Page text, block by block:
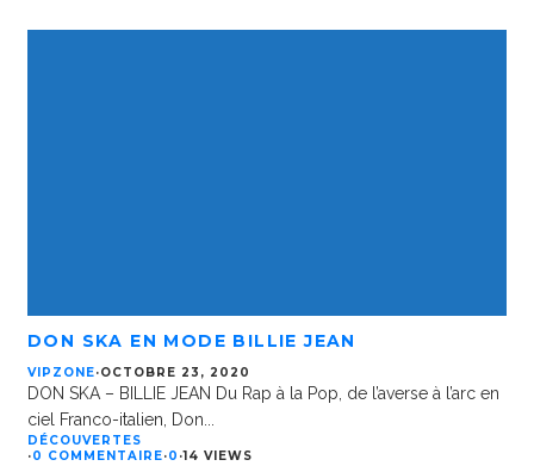
DON SKA EN MODE BILLIE JEAN
VIPZONE·OCTOBRE 23, 2020
DON SKA – BILLIE JEAN Du Rap à la Pop, de l’averse à l’arc en
ciel Franco-italien, Don...
DÉCOUVERTES
·0 COMMENTAIRE·0 ·14 VIEWS